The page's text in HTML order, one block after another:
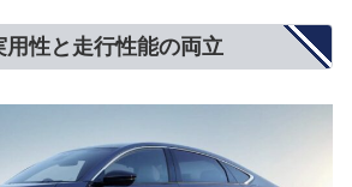
性と走行性能の両立